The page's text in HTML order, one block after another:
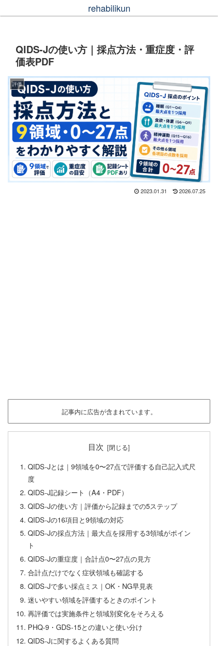
rehabilikun
QIDS-Jの使い方｜採点方法・重症度・評
価表PDF
評価
2023.01.31 2026.07.25
記事内に広告が含まれています。
目次
QIDS-Jとは｜9領域を0〜27点で評価する自己記入式尺
度
QIDS-J記録シート（A4・PDF）
QIDS-Jの使い方｜評価から記録までの5ステップ
QIDS-Jの16項目と9領域の対応
QIDS-Jの採点方法｜最大点を採用する3領域がポイン
ト
QIDS-Jの重症度｜合計点0〜27点の見方
合計点だけでなく症状領域も確認する
QIDS-Jで多い採点ミス｜OK・NG早見表
迷いやすい領域を評価するときのポイント
再評価では実施条件と領域別変化をそろえる
PHQ-9・GDS-15との違いと使い分け
QIDS-Jに関するよくある質問